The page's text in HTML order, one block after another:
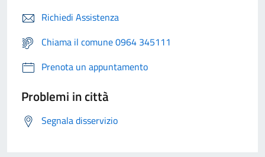
Richiedi Assistenza
Chiama il comune 0964 345111
Prenota un appuntamento
Problemi in città
Segnala disservizio